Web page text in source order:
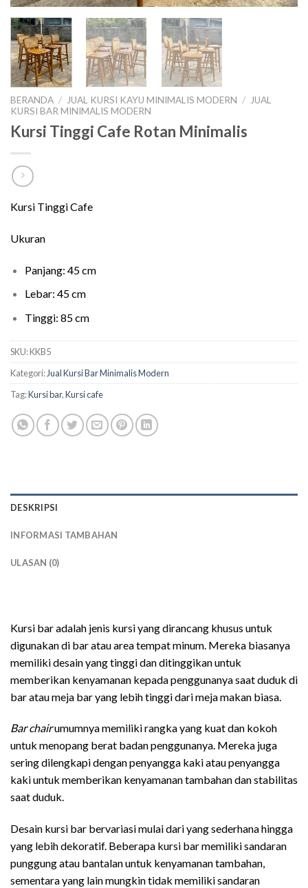
BERANDA / JUAL KURSI KAYU MINIMALIS MODERN /
JUAL
KURSI BAR MINIMALIS MODERN
Kursi Tinggi Cafe Rotan Minimalis
Kursi Tinggi Cafe
Ukuran
Panjang: 45 cm
Lebar: 45 cm
Tinggi: 85 cm
SKU:KKB5
Kategori: Jual Kursi Bar Minimalis Modern
Tag:Kursi bar,Kursi cafe
DESKRIPSI
INFORMASI TAMBAHAN
ULASAN (0)
Kursi bar adalah jenis kursi yang dirancang khusus untuk
digunakan di bar atau area tempat minum. Mereka biasanya
memiliki desain yang tinggi dan ditinggikan untuk
memberikan kenyamanan kepada penggunanya saat duduk di
bar atau meja bar yang lebih tinggi dari meja makan biasa.
Bar chairumumnya memiliki rangka yang kuat dan kokoh
untuk menopang berat badan penggunanya. Mereka juga
sering dilengkapi dengan penyangga kaki atau penyangga
kaki untuk memberikan kenyamanan tambahan dan stabilitas
saat duduk.
Desain kursi bar bervariasi mulai dari yang sederhana hingga
yang lebih dekoratif. Beberapa kursi bar memiliki sandaran
punggung atau bantalan untuk kenyamanan tambahan,
sementara yang lain mungkin tidak memiliki sandaran